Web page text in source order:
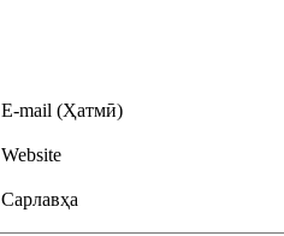
E-mail (Ҳатмӣ)
Website
Сарлавҳа